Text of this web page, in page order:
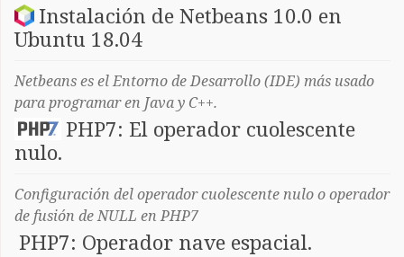
Instalación de Netbeans 10.0 en
Ubuntu 18.04
Netbeans es el Entorno de Desarrollo (IDE) más usado
para programar en Java y C++.
PHP7: El operador cuolescente
nulo.
Configuración del operador cuolescente nulo o operador
de fusión de NULL en PHP7
PHP7: Operador nave espacial.